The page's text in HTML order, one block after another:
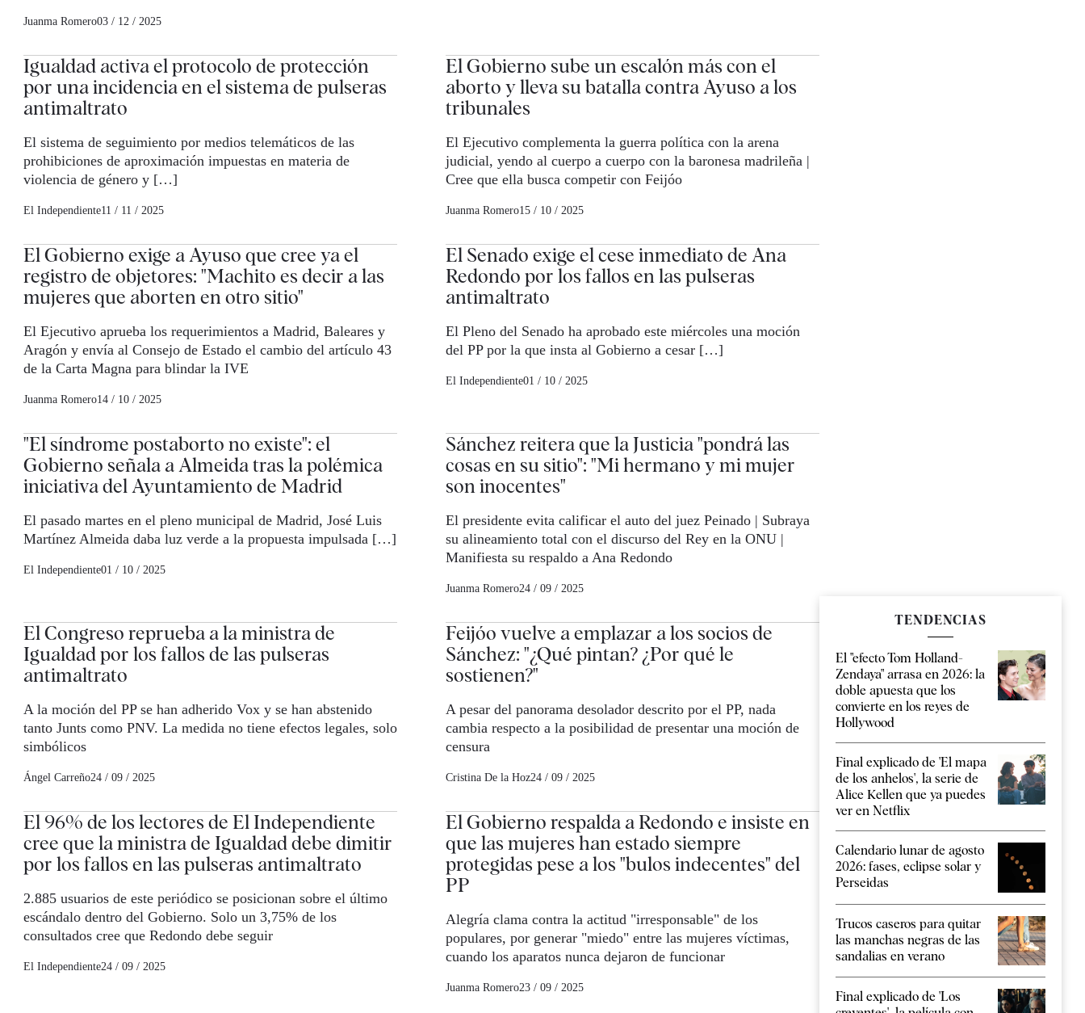
Juanma Romero03 / 12 / 2025
Igualdad activa el protocolo de protección
por una incidencia en el sistema de pulseras
antimaltrato
El sistema de seguimiento por medios telemáticos de las
prohibiciones de aproximación impuestas en materia de
violencia de género y […]
El Independiente11 / 11 / 2025
El Gobierno sube un escalón más con el
aborto y lleva su batalla contra Ayuso a los
tribunales
El Ejecutivo complementa la guerra política con la arena
judicial, yendo al cuerpo a cuerpo con la baronesa madrileña |
Cree que ella busca competir con Feijóo
Juanma Romero15 / 10 / 2025
El Gobierno exige a Ayuso que cree ya el
registro de objetores: "Machito es decir a las
mujeres que aborten en otro sitio"
El Ejecutivo aprueba los requerimientos a Madrid, Baleares y
Aragón y envía al Consejo de Estado el cambio del artículo 43
de la Carta Magna para blindar la IVE
Juanma Romero14 / 10 / 2025
El Senado exige el cese inmediato de Ana
Redondo por los fallos en las pulseras
antimaltrato
El Pleno del Senado ha aprobado este miércoles una moción
del PP por la que insta al Gobierno a cesar […]
El Independiente01 / 10 / 2025
"El síndrome postaborto no existe": el
Gobierno señala a Almeida tras la polémica
iniciativa del Ayuntamiento de Madrid
El pasado martes en el pleno municipal de Madrid, José Luis
Martínez Almeida daba luz verde a la propuesta impulsada […]
El Independiente01 / 10 / 2025
Sánchez reitera que la Justicia "pondrá las
cosas en su sitio": "Mi hermano y mi mujer
son inocentes"
El presidente evita calificar el auto del juez Peinado | Subraya
su alineamiento total con el discurso del Rey en la ONU |
Manifiesta su respaldo a Ana Redondo
Juanma Romero24 / 09 / 2025
El Congreso reprueba a la ministra de
Igualdad por los fallos de las pulseras
antimaltrato
A la moción del PP se han adherido Vox y se han abstenido
tanto Junts como PNV. La medida no tiene efectos legales, solo
simbólicos
Ángel Carreño24 / 09 / 2025
Feijóo vuelve a emplazar a los socios de
Sánchez: "¿Qué pintan? ¿Por qué le
sostienen?"
A pesar del panorama desolador descrito por el PP, nada
cambia respecto a la posibilidad de presentar una moción de
censura
Cristina De la Hoz24 / 09 / 2025
El 96% de los lectores de El Independiente
cree que la ministra de Igualdad debe dimitir
por los fallos en las pulseras antimaltrato
2.885 usuarios de este periódico se posicionan sobre el último
escándalo dentro del Gobierno. Solo un 3,75% de los
consultados cree que Redondo debe seguir
El Independiente24 / 09 / 2025
El Gobierno respalda a Redondo e insiste en
que las mujeres han estado siempre
protegidas pese a los "bulos indecentes" del
PP
Alegría clama contra la actitud "irresponsable" de los
populares, por generar "miedo" entre las mujeres víctimas,
cuando los aparatos nunca dejaron de funcionar
Juanma Romero23 / 09 / 2025
TENDENCIAS
El "efecto Tom Holland-
Zendaya" arrasa en 2026: la
doble apuesta que los
convierte en los reyes de
Hollywood
Final explicado de 'El mapa
de los anhelos', la serie de
Alice Kellen que ya puedes
ver en Netflix
Calendario lunar de agosto
2026: fases, eclipse solar y
Perseidas
Trucos caseros para quitar
las manchas negras de las
sandalias en verano
Final explicado de 'Los